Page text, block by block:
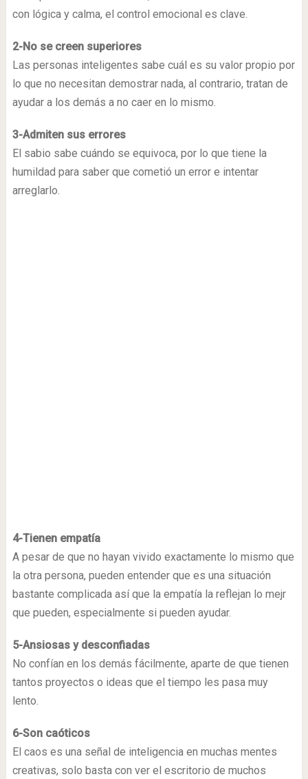
con lógica y calma, el control emocional es clave.
2-No se creen superiores
Las personas inteligentes sabe cuál es su valor propio por
lo que no necesitan demostrar nada, al contrario, tratan de
ayudar a los demás a no caer en lo mismo.
3-Admiten sus errores
El sabio sabe cuándo se equivoca, por lo que tiene la
humildad para saber que cometió un error e intentar
arreglarlo.
4-Tienen empatía
A pesar de que no hayan vivido exactamente lo mismo que
la otra persona, pueden entender que es una situación
bastante complicada así que la empatía la reflejan lo mejr
que pueden, especialmente si pueden ayudar.
5-Ansiosas y desconfiadas
No confían en los demás fácilmente, aparte de que tienen
tantos proyectos o ideas que el tiempo les pasa muy
lento.
6-Son caóticos
El caos es una señal de inteligencia en muchas mentes
creativas, solo basta con ver el escritorio de muchos